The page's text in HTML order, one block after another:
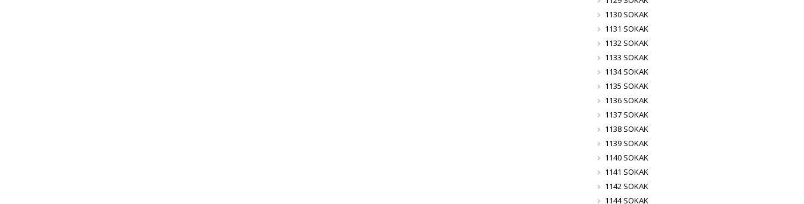
1130 SOKAK
1131 SOKAK
1132 SOKAK
1133 SOKAK
1134 SOKAK
1135 SOKAK
1136 SOKAK
1137 SOKAK
1138 SOKAK
1139 SOKAK
1140 SOKAK
1141 SOKAK
1142 SOKAK
1144 SOKAK